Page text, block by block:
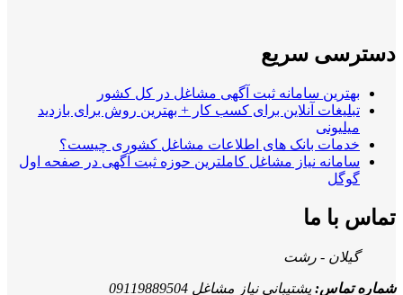
دسترسی سریع
بهترین سامانه ثبت آگهی مشاغل در کل کشور
تبلیغات آنلاین برای کسب کار + بهترین روش برای بازدید
میلیونی
خدمات بانک های اطلاعات مشاغل کشوری چیست؟
سامانه نیاز مشاغل کاملترین حوزه ثبت آگهی در صفحه اول
گوگل
تماس با ما
گیلان - رشت
شماره تماس:پشتیبانی نیاز مشاغل 09119889504